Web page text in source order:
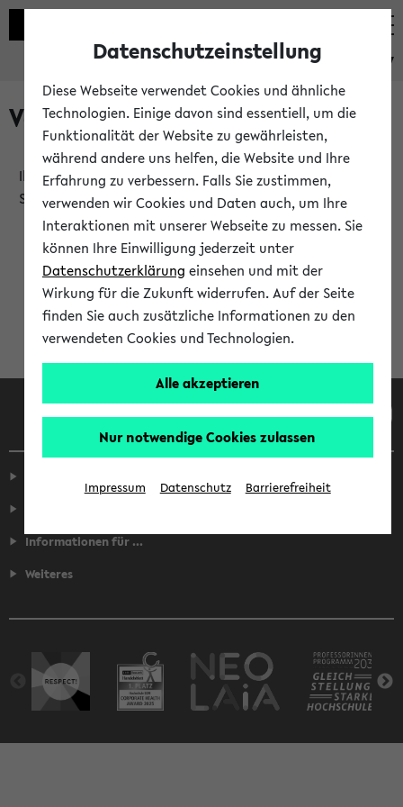
eKVV
Verlauf
Ihr Verlauf ist leer. Er wird sich im Verlauf Ihrer eKVV
Sitzung füllen.
Informationen für ...
Weiteres
Datenschutzeinstellung
Diese Webseite verwendet Cookies und ähnliche
Technologien. Einige davon sind essentiell, um die
Funktionalität der Website zu gewährleisten,
während andere uns helfen, die Website und Ihre
Erfahrung zu verbessern. Falls Sie zustimmen,
verwenden wir Cookies und Daten auch, um Ihre
Interaktionen mit unserer Webseite zu messen. Sie
können Ihre Einwilligung jederzeit unter
Datenschutzerklärung einsehen und mit der
Wirkung für die Zukunft widerrufen. Auf der Seite
finden Sie auch zusätzliche Informationen zu den
verwendeten Cookies und Technologien.
Alle akzeptieren
Nur notwendige Cookies zulassen
Impressum Datenschutz Barrierefreiheit